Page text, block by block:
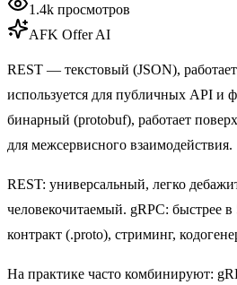
1.4k просмотров
AFK Offer AI
REST — текстовый (JSON),
используется для публичных API и
бинарный (protobuf), работает
для межсервисного взаимодействия.
REST: универсальный, легко
человекочитаемый. gRPC: быстрее в
контракт (.proto), стриминг,
На практике часто комбинируют: